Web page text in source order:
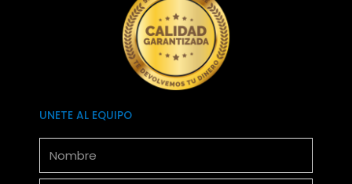
UNETE AL EQUIPO